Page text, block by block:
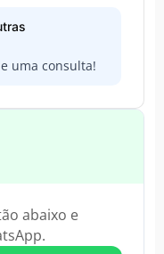
uma consulta!
abaixo e